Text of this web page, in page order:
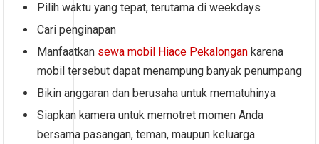
Pilih waktu yang tepat, terutama di weekdays
Cari penginapan
Manfaatkan sewa mobil Hiace Pekalongan karena
mobil tersebut dapat menampung banyak penumpang
Bikin anggaran dan berusaha untuk mematuhinya
Siapkan kamera untuk memotret momen Anda
bersama pasangan, teman, maupun keluarga